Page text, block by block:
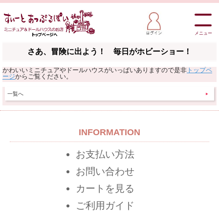
メニュー
さあ、冒険に出よう！ 毎日がホビーショー！
かわいいミニチュアやドールハウスがいっぱいありますので是非 トップペ
ージからご覧ください。
一覧へ
INFORMATION
お支払い方法
お問い合わせ
カートを見る
ご利用ガイド